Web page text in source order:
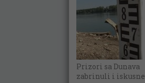
Prizori sa Dunava
zabrinuli i iskusne